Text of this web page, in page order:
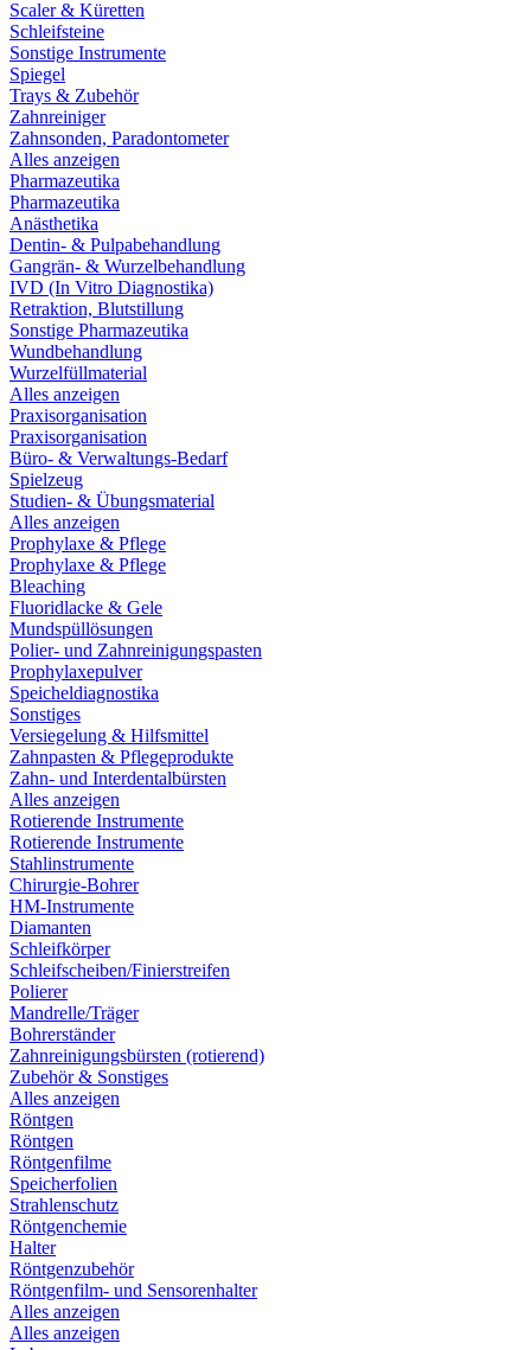
Scaler & Küretten
Schleifsteine
Sonstige Instrumente
Spiegel
Trays & Zubehör
Zahnreiniger
Zahnsonden, Paradontometer
Alles anzeigen
Pharmazeutika
Pharmazeutika
Anästhetika
Dentin- & Pulpabehandlung
Gangrän- & Wurzelbehandlung
IVD (In Vitro Diagnostika)
Retraktion, Blutstillung
Sonstige Pharmazeutika
Wundbehandlung
Wurzelfüllmaterial
Alles anzeigen
Praxisorganisation
Praxisorganisation
Büro- & Verwaltungs-Bedarf
Spielzeug
Studien- & Übungsmaterial
Alles anzeigen
Prophylaxe & Pflege
Prophylaxe & Pflege
Bleaching
Fluoridlacke & Gele
Mundspüllösungen
Polier- und Zahnreinigungspasten
Prophylaxepulver
Speicheldiagnostika
Sonstiges
Versiegelung & Hilfsmittel
Zahnpasten & Pflegeprodukte
Zahn- und Interdentalbürsten
Alles anzeigen
Rotierende Instrumente
Rotierende Instrumente
Stahlinstrumente
Chirurgie-Bohrer
HM-Instrumente
Diamanten
Schleifkörper
Schleifscheiben/Finierstreifen
Polierer
Mandrelle/Träger
Bohrerständer
Zahnreinigungsbürsten (rotierend)
Zubehör & Sonstiges
Alles anzeigen
Röntgen
Röntgen
Röntgenfilme
Speicherfolien
Strahlenschutz
Röntgenchemie
Halter
Röntgenzubehör
Röntgenfilm- und Sensorenhalter
Alles anzeigen
Alles anzeigen